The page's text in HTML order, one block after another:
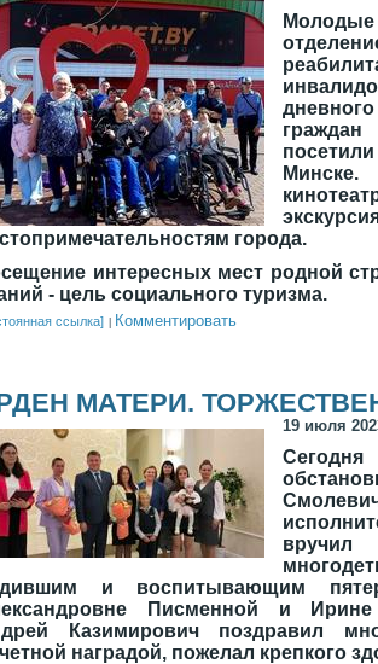
города.
интересных мест родной
- цель социального туризма.
ссылка] Комментировать
МАТЕРИ.
19 июля
и воспитывающим
Писменной и
Казимирович поздравил
наградой, пожелал крепкого